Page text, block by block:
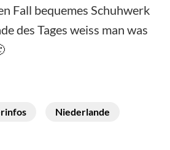
Fall bequemes Schuhwerk
des Tages weiss man was
Niederlande